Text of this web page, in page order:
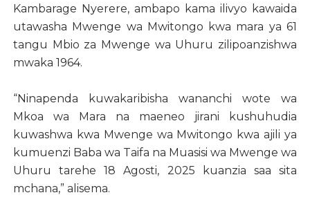
Kambarage Nyerere, ambapo kama ilivyo kawaida
utawasha Mwenge wa Mwitongo kwa mara ya 61
tangu Mbio za Mwenge wa Uhuru zilipoanzishwa
mwaka 1964.
“Ninapenda kuwakaribisha wananchi wote wa
Mkoa wa Mara na maeneo jirani kushuhudia
kuwashwa kwa Mwenge wa Mwitongo kwa ajili ya
kumuenzi Baba wa Taifa na Muasisi wa Mwenge wa
Uhuru tarehe 18 Agosti, 2025 kuanzia saa sita
mchana,” alisema.